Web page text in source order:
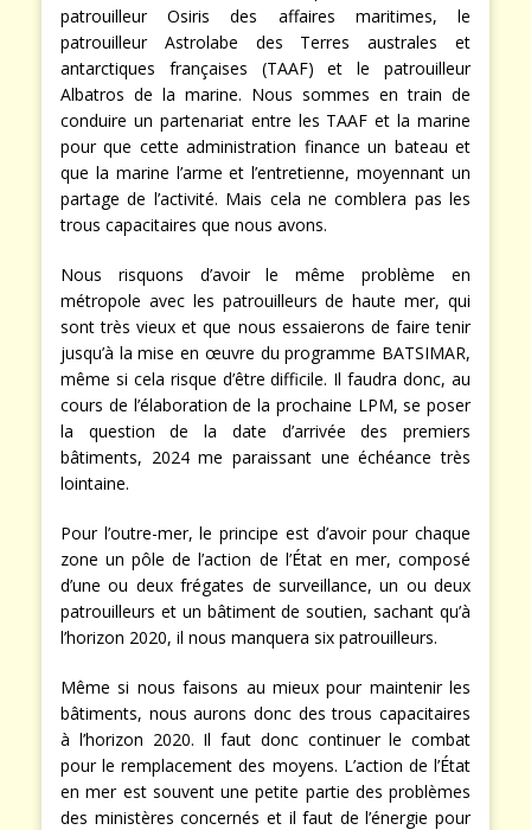
patrouilleur Osiris des affaires maritimes, le
patrouilleur Astrolabe des Terres australes et
antarctiques françaises (TAAF) et le patrouilleur
Albatros de la marine. Nous sommes en train de
conduire un partenariat entre les TAAF et la marine
pour que cette administration finance un bateau et
que la marine l’arme et l’entretienne, moyennant un
partage de l’activité. Mais cela ne comblera pas les
trous capacitaires que nous avons.
Nous risquons d’avoir le même problème en
métropole avec les patrouilleurs de haute mer, qui
sont très vieux et que nous essaierons de faire tenir
jusqu’à la mise en œuvre du programme BATSIMAR,
même si cela risque d’être difficile. Il faudra donc, au
cours de l’élaboration de la prochaine LPM, se poser
la question de la date d’arrivée des premiers
bâtiments, 2024 me paraissant une échéance très
lointaine.
Pour l’outre-mer, le principe est d’avoir pour chaque
zone un pôle de l’action de l’État en mer, composé
d’une ou deux frégates de surveillance, un ou deux
patrouilleurs et un bâtiment de soutien, sachant qu’à
l’horizon 2020, il nous manquera six patrouilleurs.
Même si nous faisons au mieux pour maintenir les
bâtiments, nous aurons donc des trous capacitaires
à l’horizon 2020. Il faut donc continuer le combat
pour le remplacement des moyens. L’action de l’État
en mer est souvent une petite partie des problèmes
des ministères concernés et il faut de l’énergie pour